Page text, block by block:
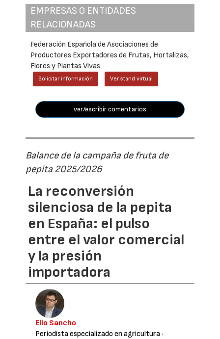
EMPRESAS O ENTIDADES
RELACIONADAS
Federación Española de Asociaciones de
Productores Exportadores de Frutas, Hortalizas,
Flores y Plantas Vivas
Solicitar información Ver stand virtual
ver/escribir comentarios
Balance de la campaña de fruta de
pepita 2025/2026
La reconversión
silenciosa de la pepita
en España: el pulso
entre el valor comercial
y la presión
importadora
Elio Sancho
Periodista especializado en agricultura·